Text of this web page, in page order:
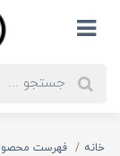
خانه
فهرست